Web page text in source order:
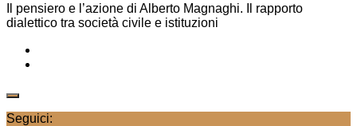
Il pensiero e l’azione di Alberto Magnaghi. Il rapporto
dialettico tra società civile e istituzioni
Seguici: